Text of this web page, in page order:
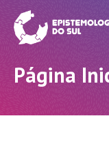
Página